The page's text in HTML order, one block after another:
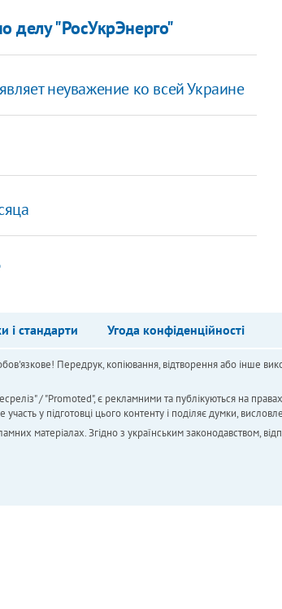
делу "РосУкрЭнерго"
неуважение ко всей Украине
і стандарти Угода конфіденційності
Передрук, копіювання, відтворення або інше
/ "Promoted", є рекламними та публікуються на
у підготовці цього контенту і поділяє думки,
матеріалах. Згідно з українським законодавством,